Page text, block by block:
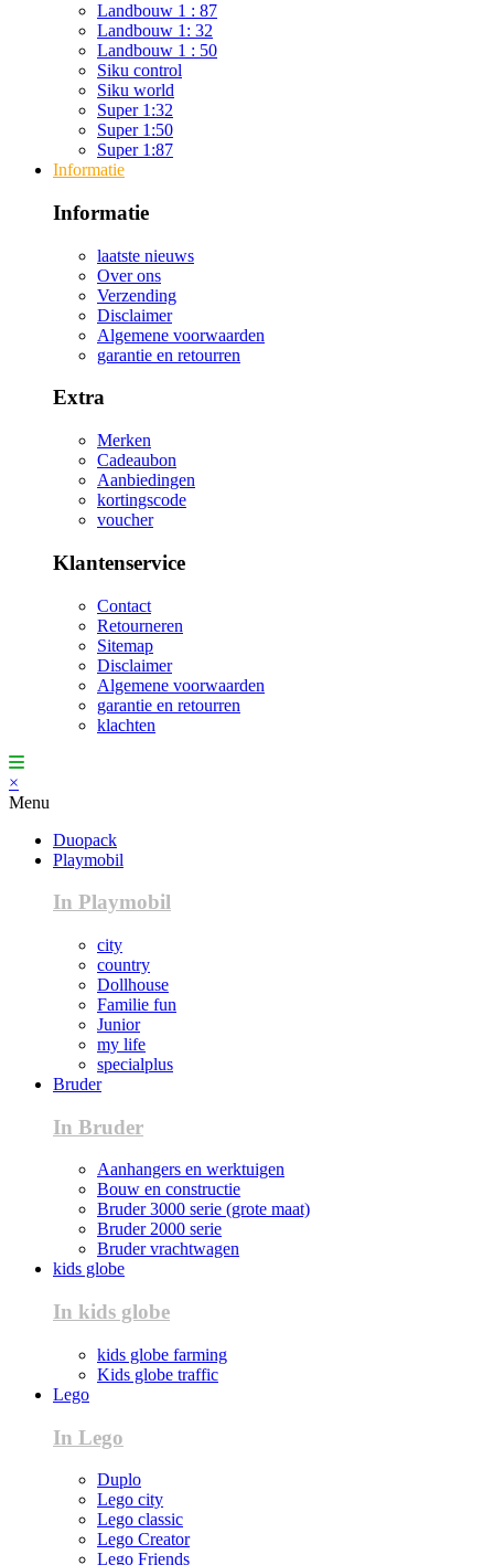
Landbouw 1 : 87
Landbouw 1: 32
Landbouw 1 : 50
Siku control
Siku world
Super 1:32
Super 1:50
Super 1:87
Informatie
Informatie
laatste nieuws
Over ons
Verzending
Disclaimer
Algemene voorwaarden
garantie en retourren
Extra
Merken
Cadeaubon
Aanbiedingen
kortingscode
voucher
Klantenservice
Contact
Retourneren
Sitemap
Disclaimer
Algemene voorwaarden
garantie en retourren
klachten
×
Menu
Duopack
Playmobil
In Playmobil
city
country
Dollhouse
Familie fun
Junior
my life
specialplus
Bruder
In Bruder
Aanhangers en werktuigen
Bouw en constructie
Bruder 3000 serie (grote maat)
Bruder 2000 serie
Bruder vrachtwagen
kids globe
In kids globe
kids globe farming
Kids globe traffic
Lego
In Lego
Duplo
Lego city
Lego classic
Lego Creator
Lego Friends